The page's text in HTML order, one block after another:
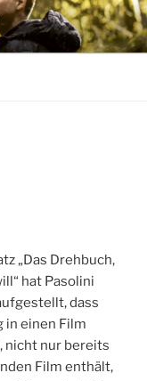
„Das Drehbuch,
hat Pasolini
dass
in einen Film
nicht nur bereits
Film enthält,